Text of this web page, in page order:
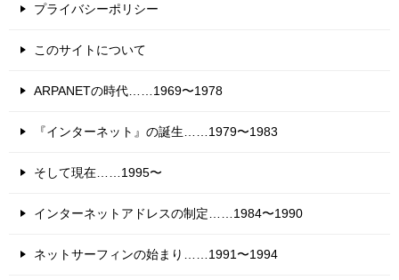
プライバシーポリシー
このサイトについて
ARPANETの時代……1969〜1978
『インターネット』の誕生……1979〜1983
そして現在……1995〜
インターネットアドレスの制定……1984〜1990
ネットサーフィンの始まり……1991〜1994